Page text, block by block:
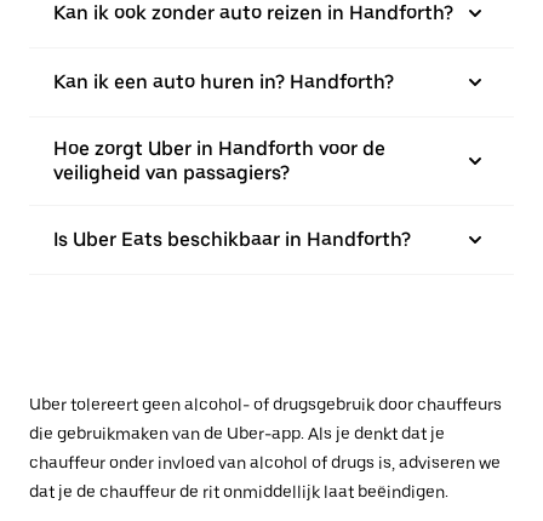
Kan ik ook zonder auto reizen in Handforth?
Kan ik een auto huren in? Handforth?
Hoe zorgt Uber in Handforth voor de
veiligheid van passagiers?
Is Uber Eats beschikbaar in Handforth?
Uber tolereert geen alcohol- of drugsgebruik door chauffeurs
die gebruikmaken van de Uber-app. Als je denkt dat je
chauffeur onder invloed van alcohol of drugs is, adviseren we
dat je de chauffeur de rit onmiddellijk laat beëindigen.